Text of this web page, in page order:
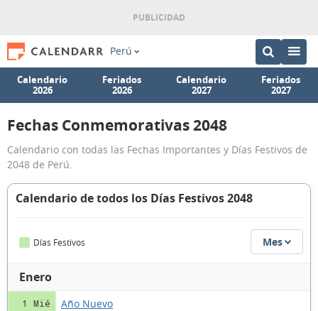
Perú
Calendario
2026
Feriados
2026
Calendario
2027
Feriados
2027
Fechas Conmemorativas 2048
Calendario con todas las Fechas Importantes y Días Festivos de
2048 de Perú.
Calendario de todos los Días Festivos 2048
Días Festivos Mes
Enero
1 Mié Año Nuevo